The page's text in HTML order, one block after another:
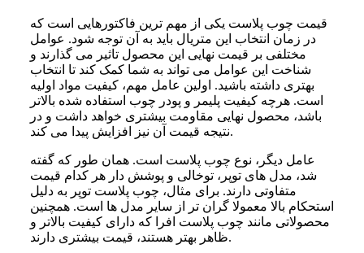
قیمت چوب پلاست یکی از مهم ترین فاکتورهایی است که
در زمان انتخاب این متریال باید به آن توجه شود. عوامل
مختلفی بر قیمت نهایی این محصول تاثیر می گذارند و
شناخت این عوامل می تواند به شما کمک کند تا انتخاب
بهتری داشته باشید. اولین عامل مهم، کیفیت مواد اولیه
است. هرچه کیفیت پلیمر و پودر چوب استفاده شده بالاتر
باشد، محصول نهایی مقاومت بیشتری خواهد داشت و در
نتیجه قیمت آن نیز افزایش پیدا می کند.
عامل دیگر، نوع چوب پلاست است. همان طور که گفته
شد، مدل های توپر، توخالی و پوشش دار هر کدام قیمت
متفاوتی دارند. برای مثال، چوب پلاست توپر به دلیل
استحکام بالا معمولا گران تر از سایر مدل ها است. همچنین
محصولاتی مانند چوب پلاست افرا که دارای کیفیت بالاتر و
ظاهر بهتر هستند، قیمت بیشتری دارند.